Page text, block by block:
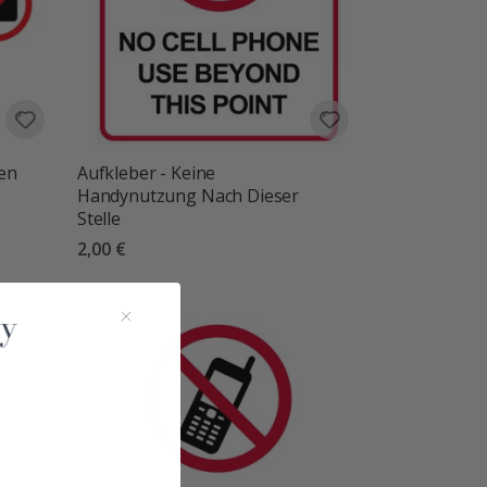
Aufkleber - Keine
Handynutzung Nach Dieser
Stelle
2,00 €